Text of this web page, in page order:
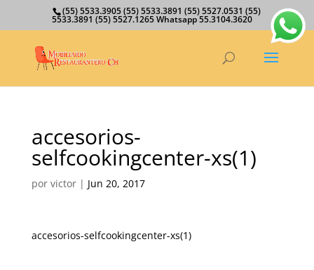
(55) 5533.3905 (55) 5533.3891 (55) 5527.0531 (55)
5533.3891 (55) 5527.1265 Whatsapp 55.3104.3620
accesorios-
selfcookingcenter-xs(1)
por victor| Jun 20, 2017
accesorios-selfcookingcenter-xs(1)